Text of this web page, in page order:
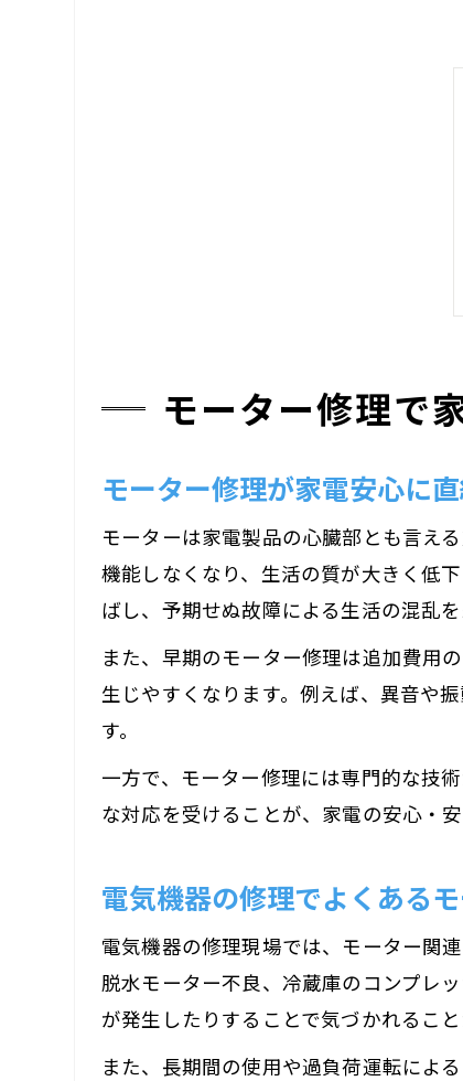
モーター修理で
モーター修理が家電安心に
モーターは家電製品の心臓部とも言え
機能しなくなり、生活の質が大きく低
ばし、予期せぬ故障による生活の混乱
また、早期のモーター修理は追加費用
生じやすくなります。例えば、異音や
す。
一方で、モーター修理には専門的な技
な対応を受けることが、家電の安心・
電気機器の修理でよくある
電気機器の修理現場では、モーター関
脱水モーター不良、冷蔵庫のコンプレ
が発生したりすることで気づかれること
また、長期間の使用や過負荷運転によ